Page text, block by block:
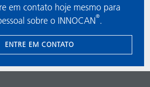
em contato hoje mesmo para
sobre o INNOCAN®.
ENTRE EM CONTATO